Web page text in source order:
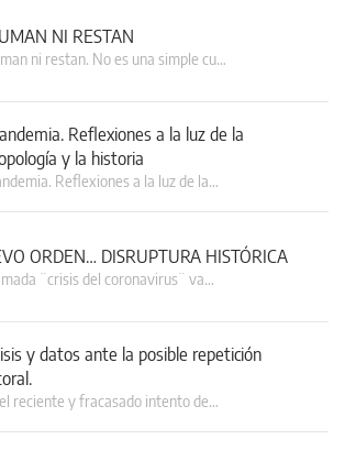
NI RESTAN
ni restan. No es una simple cu…
Reflexiones a la luz de la
y la historia
Reflexiones a la luz de la…
ORDEN… DISRUPTURA HISTÓRICA
¨crisis del coronavirus¨ va…
y datos ante la posible repetición
reciente y fracasado intento de…